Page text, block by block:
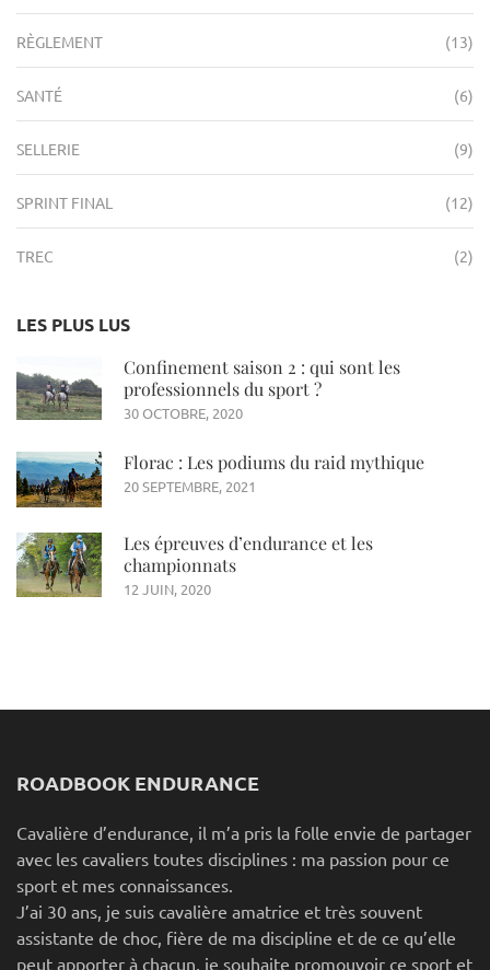
RÈGLEMENT (13)
SANTÉ (6)
SELLERIE (9)
SPRINT FINAL (12)
TREC (2)
LES PLUS LUS
Confinement saison 2 : qui sont les
professionnels du sport ?
30 OCTOBRE, 2020
Florac : Les podiums du raid mythique
20 SEPTEMBRE, 2021
Les épreuves d’endurance et les
championnats
12 JUIN, 2020
ROADBOOK ENDURANCE
Cavalière d’endurance, il m’a pris la folle envie de partager
avec les cavaliers toutes disciplines : ma passion pour ce
sport et mes connaissances.
J’ai 30 ans, je suis cavalière amatrice et très souvent
assistante de choc, fière de ma discipline et de ce qu’elle
peut apporter à chacun, je souhaite promouvoir ce sport et